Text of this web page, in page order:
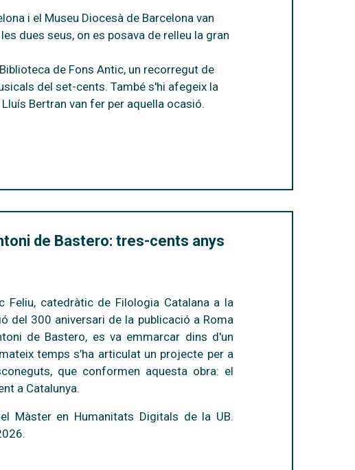
i el Museu Diocesà de Barcelona van
dues seus, on es posava de relleu la gran
de Fons Antic, un recorregut de
del set-cents. També s'hi afegeix la
Bertran van fer per aquella ocasió.
de Bastero: tres-cents anys
Feliu, catedràtic de Filologia Catalana a la
del 300 aniversari de la publicació a Roma
de Bastero, es va emmarcar dins d'un
temps s’ha articulat un projecte per a
que conformen aquesta obra: el
a Catalunya.
Màster en Humanitats Digitals de la UB.